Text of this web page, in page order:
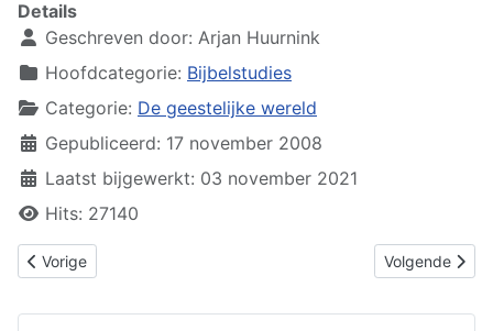
Details
Geschreven door: Arjan Huurnink
Hoofdcategorie: Bijbelstudies
Categorie: De geestelijke wereld
Gepubliceerd: 17 november 2008
Laatst bijgewerkt: 03 november 2021
Hits: 27140
Vorig artikel: De geestelijke nacht
Vorige Volgende
Volgende